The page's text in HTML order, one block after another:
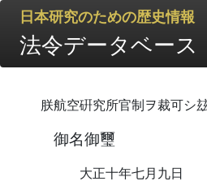
日本研究のための歴史情報
法令データベース
朕航空硏究所官制ヲ裁可シ
御名御璽
大正十年七月九日